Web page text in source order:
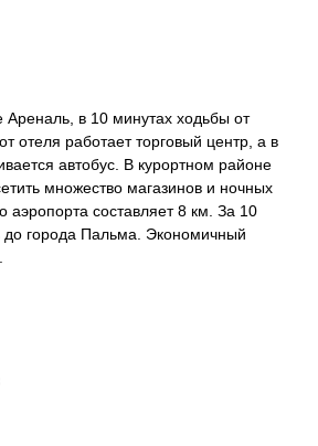
Ареналь, в 10 минутах ходьбы от
отеля работает торговый центр, а в
автобус. В курортном районе
множество магазинов и ночных
аэропорта составляет 8 км. За 10
до города Пальма. Экономичный